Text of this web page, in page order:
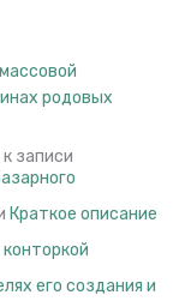
родовых
к записи
Краткое описание
его создания и